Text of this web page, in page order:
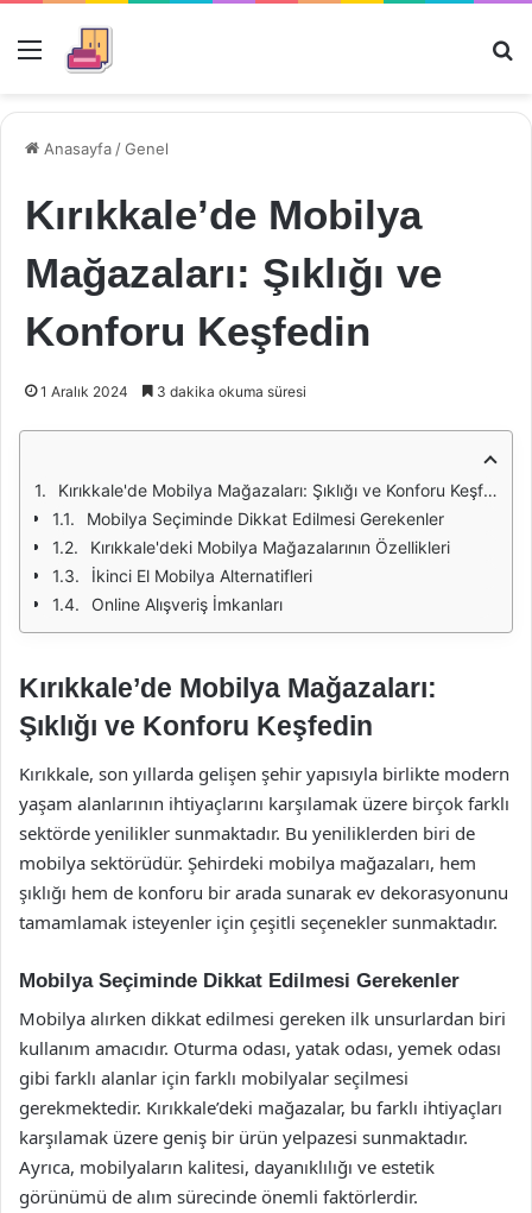
Menü
Anasayfa /Genel
Kırıkkale’de Mobilya
Mağazaları: Şıklığı ve
Konforu Keşfedin
1 Aralık 2024 3 dakika okuma süresi
Kırıkkale'de Mobilya Mağazaları: Şıklığı ve Konforu Keşfedin
Mobilya Seçiminde Dikkat Edilmesi Gerekenler
Kırıkkale'deki Mobilya Mağazalarının Özellikleri
İkinci El Mobilya Alternatifleri
Online Alışveriş İmkanları
Kırıkkale’de Mobilya Mağazaları:
Şıklığı ve Konforu Keşfedin
Kırıkkale, son yıllarda gelişen şehir yapısıyla birlikte modern
yaşam alanlarının ihtiyaçlarını karşılamak üzere birçok farklı
sektörde yenilikler sunmaktadır. Bu yeniliklerden biri de
mobilya sektörüdür. Şehirdeki mobilya mağazaları, hem
şıklığı hem de konforu bir arada sunarak ev dekorasyonunu
tamamlamak isteyenler için çeşitli seçenekler sunmaktadır.
Mobilya Seçiminde Dikkat Edilmesi Gerekenler
Mobilya alırken dikkat edilmesi gereken ilk unsurlardan biri
kullanım amacıdır. Oturma odası, yatak odası, yemek odası
gibi farklı alanlar için farklı mobilyalar seçilmesi
gerekmektedir. Kırıkkale’deki mağazalar, bu farklı ihtiyaçları
karşılamak üzere geniş bir ürün yelpazesi sunmaktadır.
Ayrıca, mobilyaların kalitesi, dayanıklılığı ve estetik
görünümü de alım sürecinde önemli faktörlerdir.